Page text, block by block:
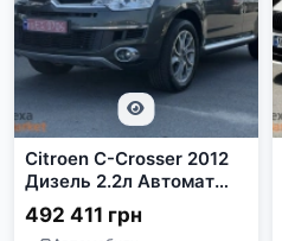
Citroen C-Crosser 2012
Дизель 2.2л Автомат
Полный привод Серый
492 411 грн